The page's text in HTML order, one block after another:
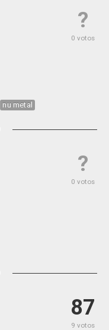
?
0 votos
nu metal
?
0 votos
87
9 votos